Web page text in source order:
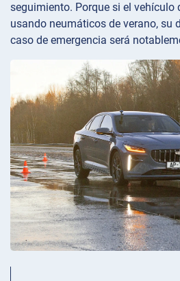
seguimiento. Porque si el vehículo
usando neumáticos de verano, su
caso de emergencia será